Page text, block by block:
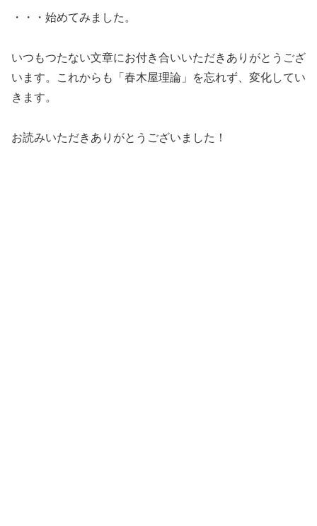
・・・始めてみました。
いつもつたない文章にお付き合いいただきありがとうござ
います。これからも「春木屋理論」を忘れず、変化してい
きます。
お読みいただきありがとうございました！